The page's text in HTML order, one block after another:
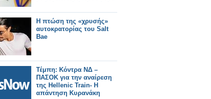
Η πτώση της «χρυσής»
αυτοκρατορίας του Salt
Bae
Τέμπη: Κόντρα ΝΔ –
ΠΑΣΟΚ για την αναίρεση
της Hellenic Train- Η
απάντηση Κυρανάκη